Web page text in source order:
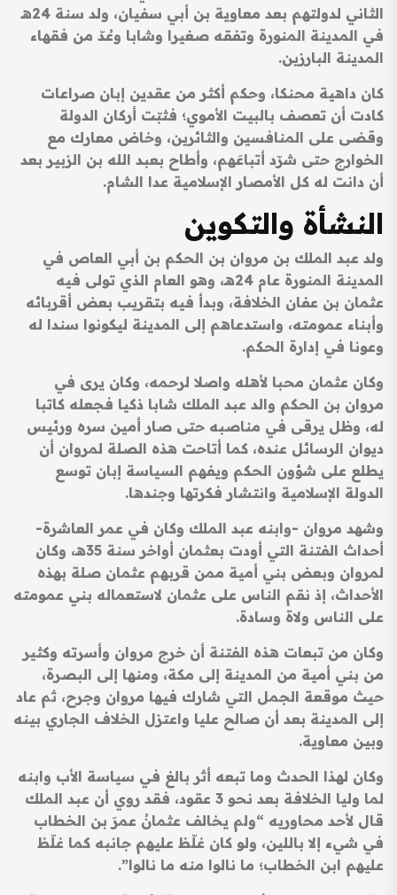
الثاني لدولتهم بعد معاوية بن أبي سفيان، ولد سنة 24هـ
في المدينة المنورة وتفقه صغيرا وشابا وعُدّ من فقهاء
المدينة البارزين.
كان داهية محنكا، وحكم أكثر من عقدين إبان صراعات
كادت أن تعصف بالبيت الأموي؛ فثبّت أركان الدولة
وقضى على المنافسين والثائرين، وخاض معارك مع
الخوارج حتى شرّد أتباعَهم، وأطاح بعبد الله بن الزبير بعد
أن دانت له كل الأمصار الإسلامية عدا الشام.
النشأة والتكوين
ولد عبد الملك بن مروان بن الحكم بن أبي العاص في
المدينة المنورة عام 24هـ، وهو العام الذي تولى فيه
عثمان بن عفان الخلافة، وبدأ فيه بتقريب بعض أقربائه
وأبناء عمومته، واستدعاهم إلى المدينة ليكونوا سندا له
وعونا في إدارة الحكم.
وكان عثمان محبا لأهله واصلا لرحمه، وكان يرى في
مروان بن الحكم والد عبد الملك شابا ذكيا فجعله كاتبا
له، وظل يرقى في مناصبه حتى صار أمين سره ورئيس
ديوان الرسائل عنده، كما أتاحت هذه الصلة لمروان أن
يطلع على شؤون الحكم ويفهم السياسة إبان توسع
الدولة الإسلامية وانتشار فكرتها وجندها.
وشهد مروان -وابنه عبد الملك وكان في عمر العاشرة-
أحداث الفتنة التي أودت بعثمان أواخر سنة 35هـ، وكان
لمروان وبعض بني أمية ممن قربهم عثمان صلة بهذه
الأحداث، إذ نقم الناس على عثمان لاستعماله بني عمومته
على الناس ولاة وسادة.
وكان من تبعات هذه الفتنة أن خرج مروان وأسرته وكثير
من بني أمية من المدينة إلى مكة، ومنها إلى البصرة،
حيث موقعة الجمل التي شارك فيها مروان وجرح، ثم عاد
إلى المدينة بعد أن صالح عليا واعتزل الخلاف الجاري بينه
وبين معاوية.
وكان لهذا الحدث وما تبعه أثر بالغ في سياسة الأب وابنه
لما وليا الخلافة بعد نحو 3 عقود، فقد روي أن عبد الملك
قال لأحد محاوريه “ولم يخالف عثمانُ عمرَ بن الخطاب
في شيء إلا باللين، ولو كان غلّظ عليهم جانبه كما غلّظ
عليهم ابن الخطاب؛ ما نالوا منه ما نالوا”.